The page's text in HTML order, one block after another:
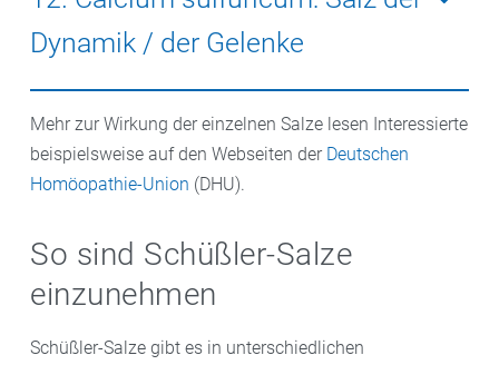
Dynamik / der Gelenke
Kommt in Blut, Leber und Galle vor und ist wichtig für
die Festigkeit und Widerstandskraft in Gelenken und
hilft zusätzlich bei eitrigen Entzündungen.
Mehr zur Wirkung der einzelnen Salze lesen Interessierte
beispielsweise auf den Webseiten der Deutschen
Homöopathie-Union (DHU).
So sind Schüßler-Salze
einzunehmen
Schüßler-Salze gibt es in unterschiedlichen